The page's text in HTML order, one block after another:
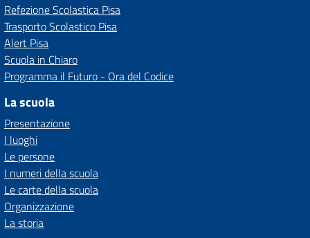
Refezione Scolastica Pisa
Trasporto Scolastico Pisa
Alert Pisa
Scuola in Chiaro
Programma il Futuro - Ora del Codice
La scuola
Presentazione
I luoghi
Le persone
I numeri della scuola
Le carte della scuola
Organizzazione
La storia